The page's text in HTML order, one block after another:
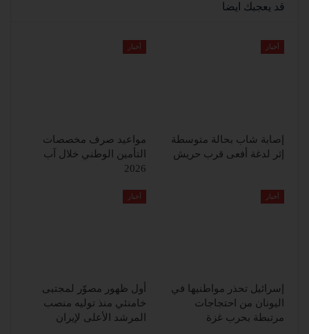
قد يعجبك ايضا
أخبار
إصابة شاب بحالة متوسطة
إثر لدغة أفعى قرب حريش
أخبار
مواعيد صرف مخصصات
التأمين الوطني خلال آب
2026
أخبار
إسرائيل تحذر مواطنيها في
اليونان من احتجاجات
مرتبطة بحرب غزة
أخبار
أول ظهور مصوّر لمجتبى
خامنئي منذ توليه منصب
المرشد الأعلى لإيران